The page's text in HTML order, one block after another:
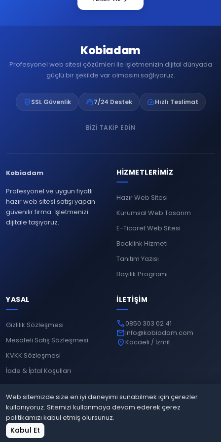
Web sitemizde size en iyi deneyimi sunabilmek için çerezler
kullanıyoruz. Sitemizi kullanmaya devam ederek çerez
politikamızı kabul etmiş olursunuz.
Kabul Et
Kobiadam
Profesyonel web sitesi çözümleri ile işletmenizin dijital dünyada
güçlü bir şekilde var olmasını sağlıyoruz.
verified_userSSL Güvenlik support_agent7/24 Destek speedHızlı Teslimat
BIZI TAKIP EDIN
Kobiadam
Profesyonel ve uygun fiyatlı
hazır web sitesi satışı yapan
güvenilir firma. İşletmenizi
dijitale taşıyoruz.
HIZMETLERIMIZ
Hazır Web Sitesi
Kurumsal Web Tasarım
E-Ticaret Web Sitesi
Backlink Hizmeti
Tanıtım Yazısı
Bayilik Programı
YASAL
Gizlilik Sözleşmesi
Mesafeli Satış Sözleşmesi
KVKK Sözleşmesi
İade & İptal Koşulları
Ödeme Yöntemleri
İLETIŞIM
phone0850 303 02 41
mailinfo@kobiadam.com
location_on Kocaeli / İzmit
Kobiadam
home
Ana Sayfa